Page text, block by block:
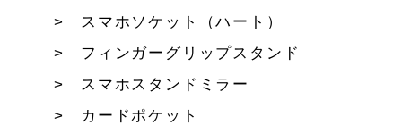
スマホソケット（ハート）
フィンガーグリップスタンド
スマホスタンドミラー
カードポケット